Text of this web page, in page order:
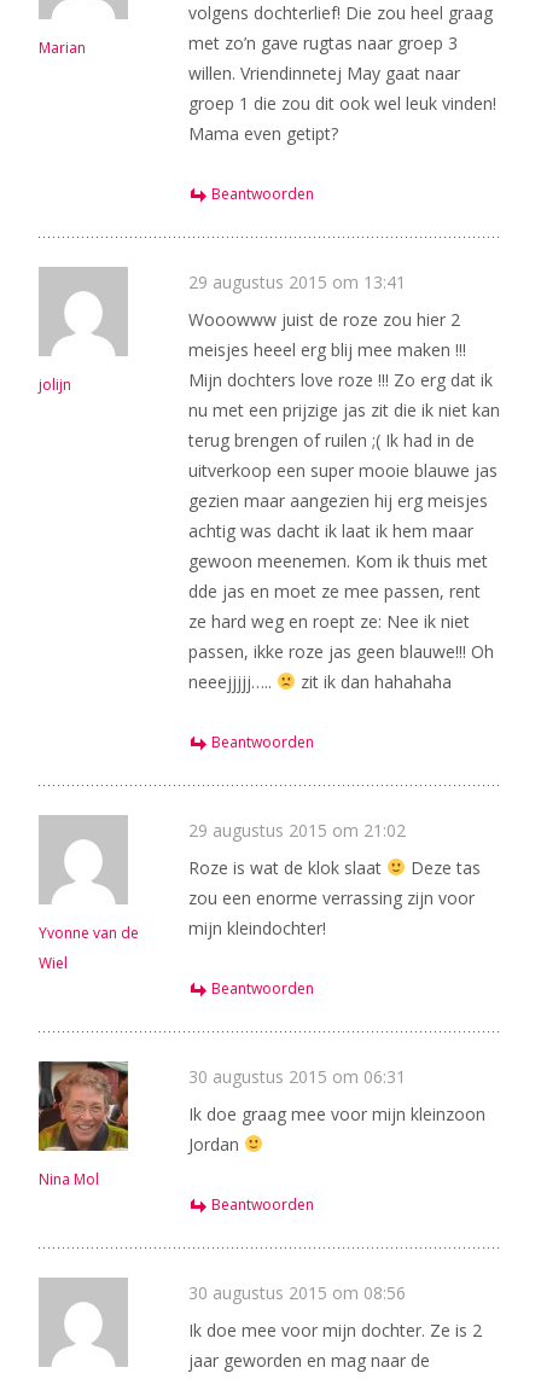
Marian
volgens dochterlief! Die zou heel graag
met zo’n gave rugtas naar groep 3
willen. Vriendinnetej May gaat naar
groep 1 die zou dit ook wel leuk vinden!
Mama even getipt?
Beantwoorden
jolijn
29 augustus 2015 om 13:41
Wooowww juist de roze zou hier 2
meisjes heeel erg blij mee maken !!!
Mijn dochters love roze !!! Zo erg dat ik
nu met een prijzige jas zit die ik niet kan
terug brengen of ruilen ;( Ik had in de
uitverkoop een super mooie blauwe jas
gezien maar aangezien hij erg meisjes
achtig was dacht ik laat ik hem maar
gewoon meenemen. Kom ik thuis met
dde jas en moet ze mee passen, rent
ze hard weg en roept ze: Nee ik niet
passen, ikke roze jas geen blauwe!!! Oh
neeejjjjj…..
zit ik dan hahahaha
Beantwoorden
Yvonne van de
Wiel
29 augustus 2015 om 21:02
Roze is wat de klok slaat
Deze tas
zou een enorme verrassing zijn voor
mijn kleindochter!
Beantwoorden
Nina Mol
30 augustus 2015 om 06:31
Ik doe graag mee voor mijn kleinzoon
Jordan
Beantwoorden
30 augustus 2015 om 08:56
Ik doe mee voor mijn dochter. Ze is 2
jaar geworden en mag naar de